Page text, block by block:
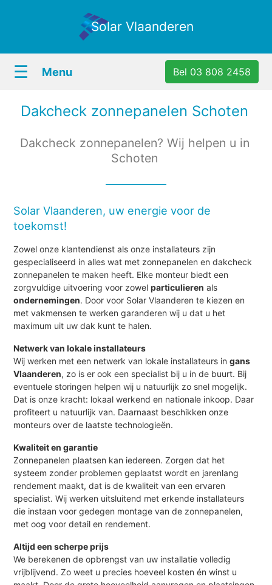
Solar Vlaanderen
☰ Menu Bel 03 808 2458
Dakcheck zonnepanelen Schoten
Dakcheck zonnepanelen? Wij helpen u in
Schoten
Solar Vlaanderen, uw energie voor de
toekomst!
Zowel onze klantendienst als onze installateurs zijn
gespecialiseerd in alles wat met zonnepanelen en dakcheck
zonnepanelen te maken heeft. Elke monteur biedt een
zorgvuldige uitvoering voor zowelparticulieren als
ondernemingen. Door voor Solar Vlaanderen te kiezen en
met vakmensen te werken garanderen wij u dat u het
maximum uit uw dak kunt te halen.
Netwerk van lokale installateurs
Wij werken met een netwerk van lokale installateurs ingans
Vlaanderen, zo is er ook een specialist bij u in de buurt. Bij
eventuele storingen helpen wij u natuurlijk zo snel mogelijk.
Dat is onze kracht: lokaal werkend en nationale inkoop. Daar
profiteert u natuurlijk van. Daarnaast beschikken onze
monteurs over de laatste technologieën.
Kwaliteit en garantie
Zonnepanelen plaatsen kan iedereen. Zorgen dat het
systeem zonder problemen geplaatst wordt en jarenlang
rendement maakt, dat is de kwaliteit van een ervaren
specialist. Wij werken uitsluitend met erkende installateurs
die instaan voor gedegen montage van de zonnepanelen,
met oog voor detail en rendement.
Altijd een scherpe prijs
We berekenen de opbrengst van uw installatie volledig
vrijblijvend. Zo weet u precies hoeveel kosten én winst u